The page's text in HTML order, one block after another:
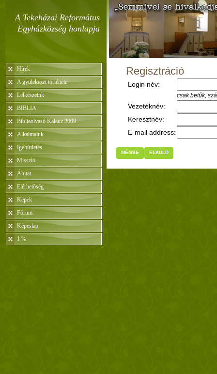
A Tekeházai Református
Egyházközség honlapja
Hírek
A gyülekezet története
Lelkészeink
BIBLIA
Bibliaolvasó Kalauz 2009
Alkalmaink
Igehírdetés
Misszió
Áhitat
Elérhetõség
Képek
Fórum
Képeslap
1 %
Regisztráció
Login név:
csak betűk,
Vezetéknév:
Keresztnév:
E-mail address:
MÉGSE ELKÜLD